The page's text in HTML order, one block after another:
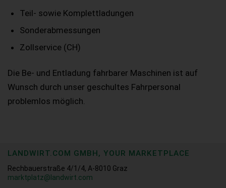
Teil- sowie Komplettladungen
Sonderabmessungen
Zollservice (CH)
Die Be- und Entladung fahrbarer Maschinen ist auf
Wunsch durch unser geschultes Fahrpersonal
problemlos möglich.
LANDWIRT.COM GMBH, YOUR MARKETPLACE
Rechbauerstraße 4/1/4, A-8010 Graz
marktplatz@landwirt.com